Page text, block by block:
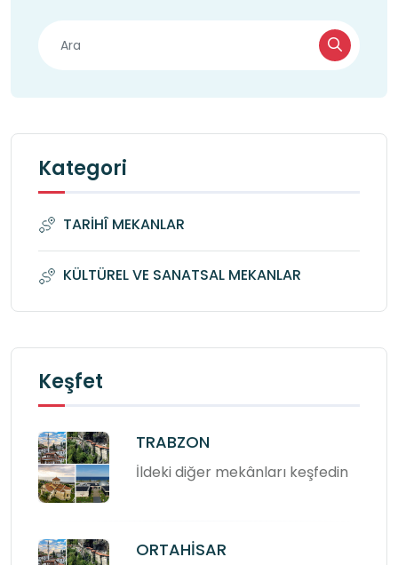
Kategori
TARİHÎ MEKANLAR
KÜLTÜREL VE SANATSAL MEKANLAR
Keşfet
TRABZON
İldeki diğer mekânları keşfedin
ORTAHİSAR